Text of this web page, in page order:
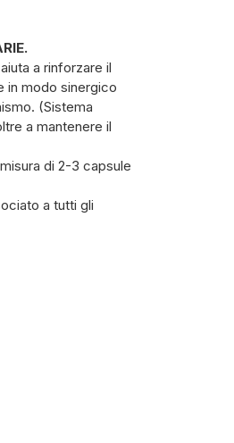
a rinforzare il
in modo sinergico
(Sistema
a mantenere il
di 2-3 capsule
a tutti gli